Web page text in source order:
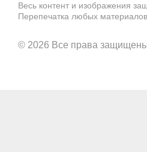
Весь контент и изображения
Перепечатка любых
© 2026 Все права